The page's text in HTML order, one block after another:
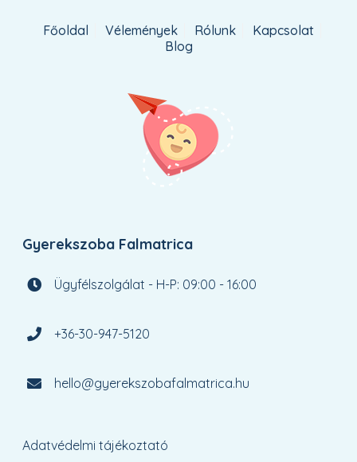
Főoldal Vélemények Rólunk
Kapcsolat
Blog
Gyerekszoba Falmatrica
Ügyfélszolgálat - H-P: 09:00 - 16:00
+36-30-947-5120
hello@gyerekszobafalmatrica.hu
Adatvédelmi tájékoztató